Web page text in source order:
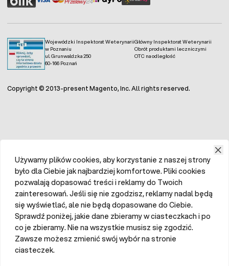
Wojewódzki Inspektorat Weterynarii
w Poznaniu
ul. Grunwaldzka 250
60-166 Poznań
Główny Inspektorat Weterynarii
Obrót produktami leczniczymi
OTC na odległość
Copyright © 2013-present Magento, Inc. All rights reserved.
Używamy plików cookies, aby korzystanie z naszej strony
było dla Ciebie jak najbardziej komfortowe. Pliki cookies
pozwalają dopasować treści i reklamy do Twoich
zainteresowań. Jeśli się nie zgodzisz, reklamy nadal będą
się wyświetlać, ale nie będą dopasowane do Ciebie.
Sprawdź poniżej, jakie dane zbieramy w ciasteczkach i po
co je zbieramy. Nie na wszystkie musisz się zgodzić.
Zawsze możesz zmienić swój wybór na stronie
ciasteczek.